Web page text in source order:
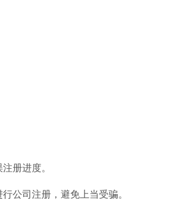
册进度。
公司注册，避免上当受骗。